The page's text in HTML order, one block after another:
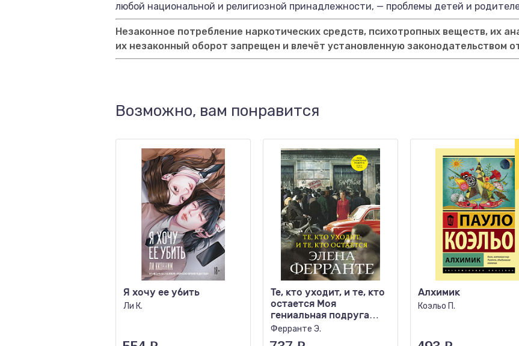
любой национальной и религиозной принадлежности, — проблемы детей и
Незаконное потребление наркотических средств, психотропных веществ, их
их незаконный оборот запрещен и влечёт установленную законодательством
Возможно, вам понравится
Я хочу ее убить
Ли К.
Те, кто уходит, и те, кто
остается Моя
гениальная подруга
Книга 3 (тв)
Ферранте Э.
Алхимик
Коэльо П.